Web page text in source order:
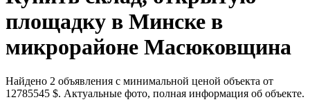
площадку в Минске в
микрорайоне Масюковщина
Найдено 2 объявления с минимальной ценой объекта от
12785545 $. Актуальные фото, полная информация об объекте.